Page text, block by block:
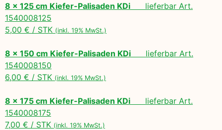
8 x 125 cm Kiefer-Palisaden KDi lieferbar Art.
1540008125
5,00 € / STK (inkl. 19% MwSt.)
8 x 150 cm Kiefer-Palisaden KDi lieferbar Art.
1540008150
6,00 € / STK (inkl. 19% MwSt.)
8 x 175 cm Kiefer-Palisaden KDi lieferbar Art.
1540008175
7,00 € / STK (inkl. 19% MwSt.)